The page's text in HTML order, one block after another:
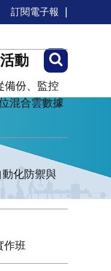
訂閱電子報
活動
備份、監控
混合雲數據
化防禦與
作班